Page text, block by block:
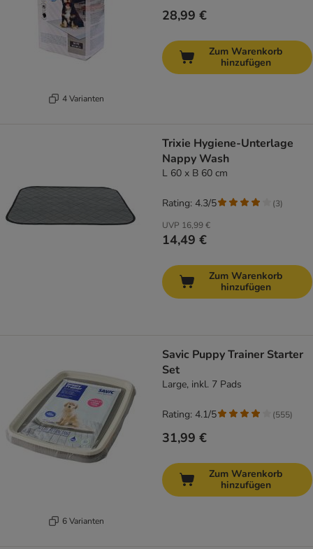
4 Varianten
28,99 €
Zum Warenkorb
hinzufügen
Trixie Hygiene-Unterlage
Nappy Wash
L 60 x B 60 cm
UVP 16,99 €
14,49 €
Rating: 4.3/5 (3)
Zum Warenkorb
hinzufügen
6 Varianten
Savic Puppy Trainer Starter
Set
Large, inkl. 7 Pads
31,99 €
Rating: 4.1/5 (555)
Zum Warenkorb
hinzufügen